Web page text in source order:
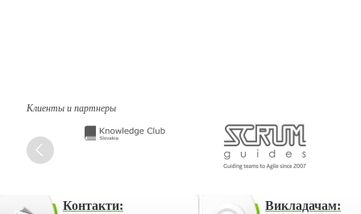
Клиенты и партнеры
Контакти:
Викладачам: